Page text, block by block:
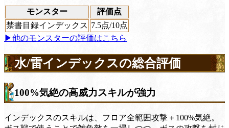
モンスター
評価点
禁書目録インデックス 7.5点/10点
▶他のモンスターの評価はこちら
水/雷インデックスの総合評価
100%気絶の高威力スキルが強力
インデックスのスキルは、フロア全範囲攻撃＋100%気絶。